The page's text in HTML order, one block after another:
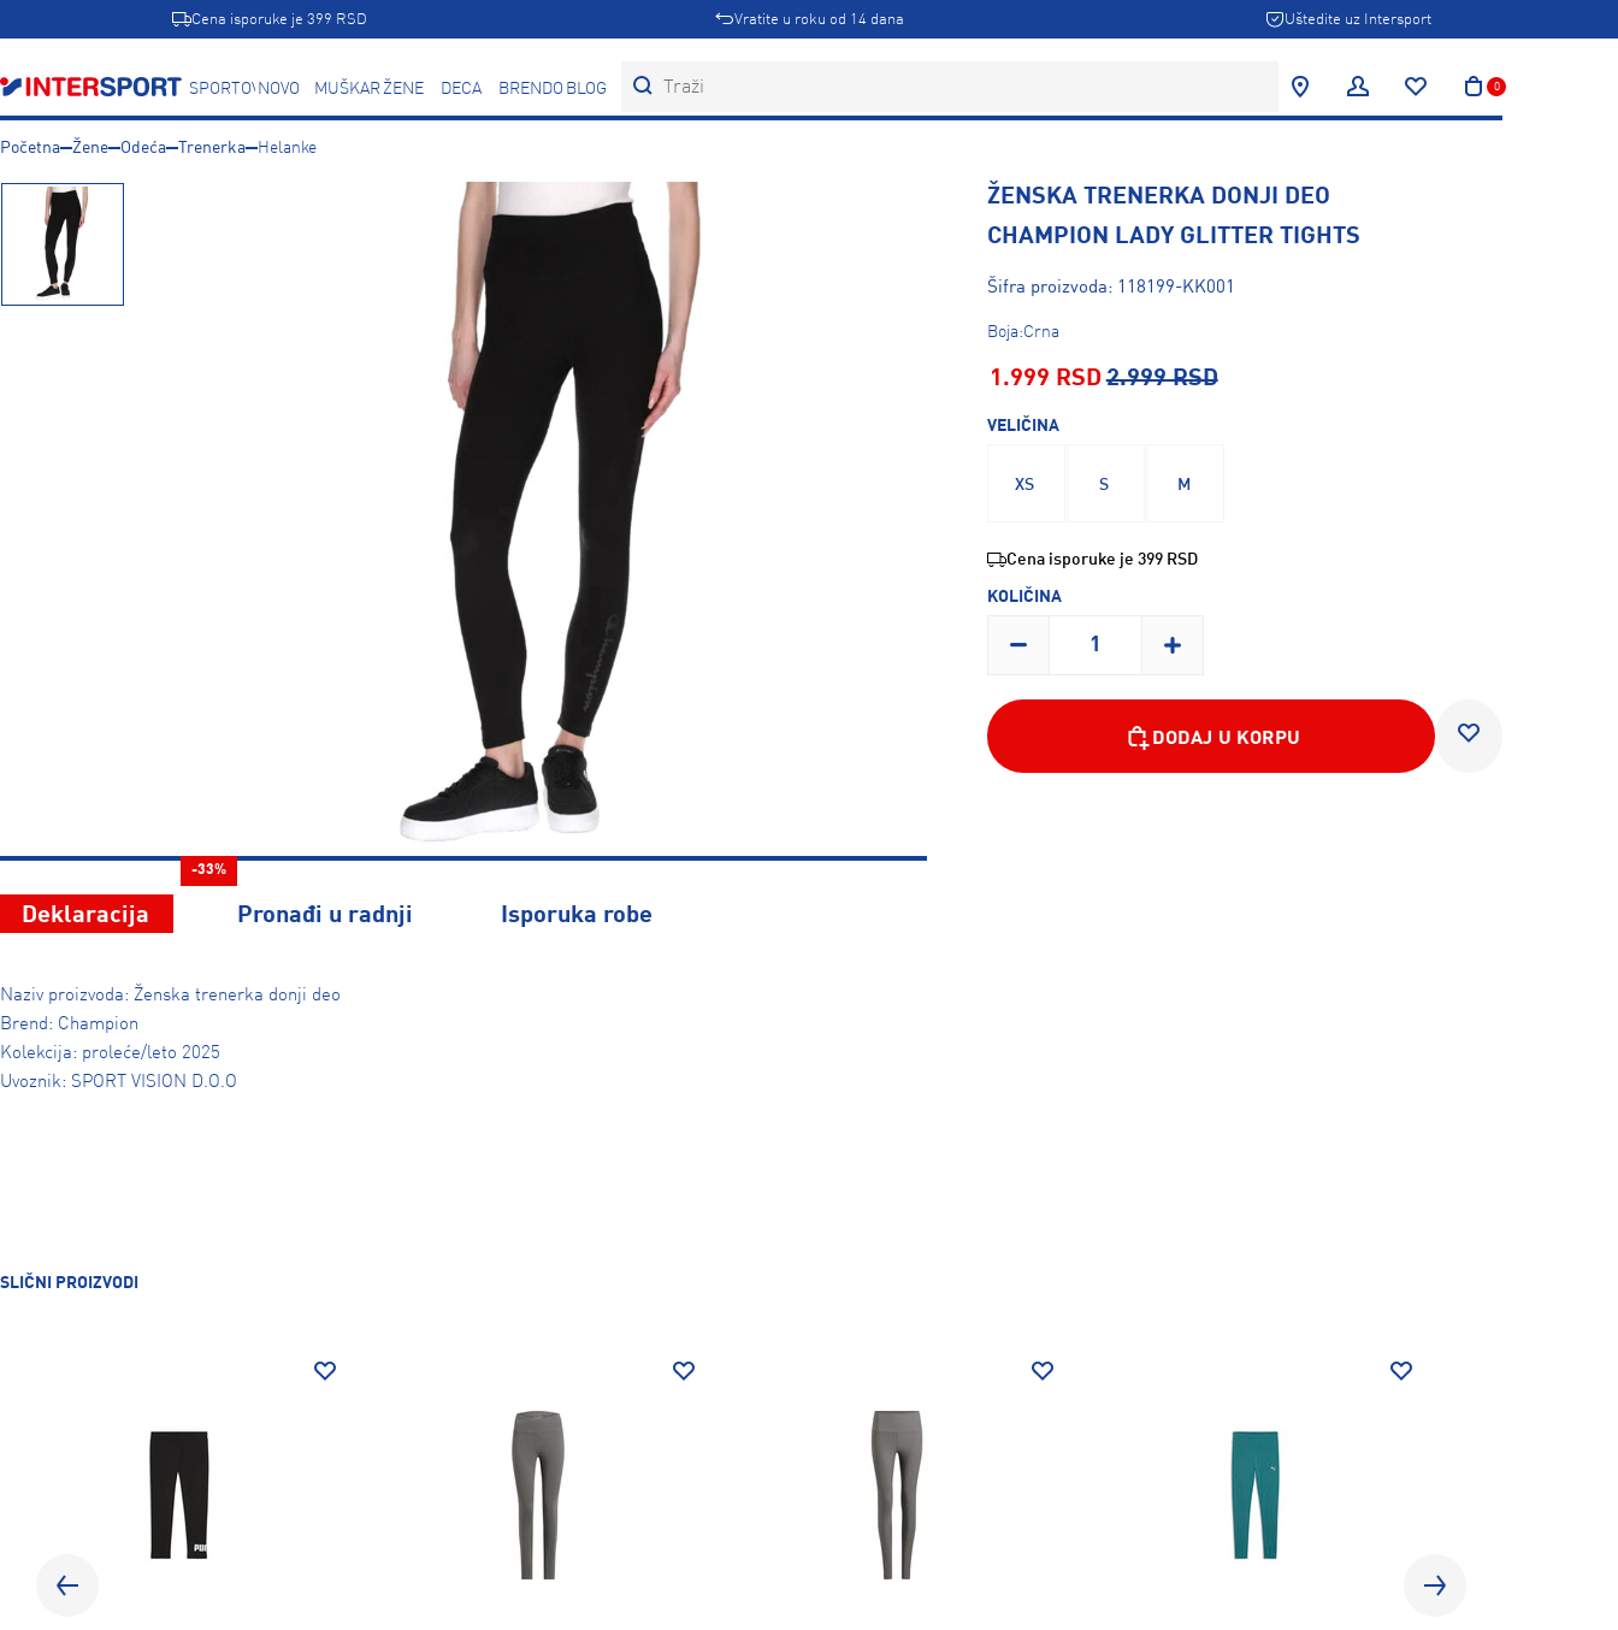
Cena isporuke je 399 RSD Vratite u roku od 14 dana Uštedite uz Intersport
SPORTOVINOVO MUŠKARCIŽENE DECA BRENDOVIBLOG 0
Početna Žene Odeća Trenerka Helanke
-33%
Deklaracija Pronađi u radnji Isporuka robe
Naziv proizvoda: Ženska trenerka donji deo
Brend: Champion
Kolekcija: proleće/leto 2025
Uvoznik: SPORT VISION D.O.O
ŽENSKA TRENERKA DONJI DEO
CHAMPION LADY GLITTER TIGHTS
Šifra proizvoda: 118199-KK001
Boja:Crna
1.999 RSD 2.999 RSD
VELIČINA
XS S M
Cena isporuke je 399 RSD
KOLIČINA
DODAJ U KORPU
SLIČNI PROIZVODI